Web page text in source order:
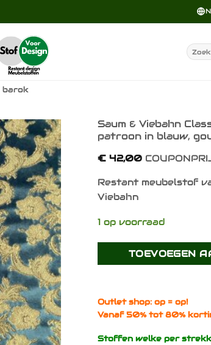
Zoeken
naar:
barok
Toevoegen
aan
verlanglijst
Saum & Viebahn
patroon in blauw,
€42,00
Restant meubelstof
Viebahn
1 op voorraad
TOEVOEGEN
Outlet shop: op = op!
Vanaf 50% tot 80%
Stoffen welke per